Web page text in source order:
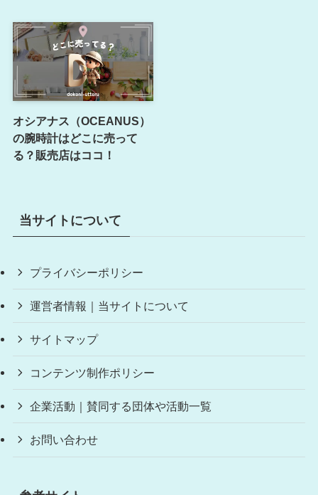
オシアナス（OCEANUS）
の腕時計はどこに売って
る？販売店はココ！
当サイトについて
プライバシーポリシー
運営者情報｜当サイトについて
サイトマップ
コンテンツ制作ポリシー
企業活動｜賛同する団体や活動一覧
お問い合わせ